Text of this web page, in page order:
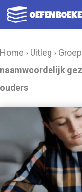
Ga
naar
Home › Uitleg ›
naamwoordelijk
ouders